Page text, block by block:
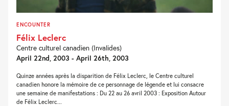
ENCOUNTER
Félix Leclerc
Centre culturel canadien (Invalides)
April 22nd, 2003 - April 26th, 2003
Quinze années après la disparition de Félix Leclerc, le Centre culturel
canadien honore la mémoire de ce personnage de légende et lui consacre
une semaine de manifestations : Du 22 au 26 avril 2003 : Exposition Autour
de Félix Leclerc...